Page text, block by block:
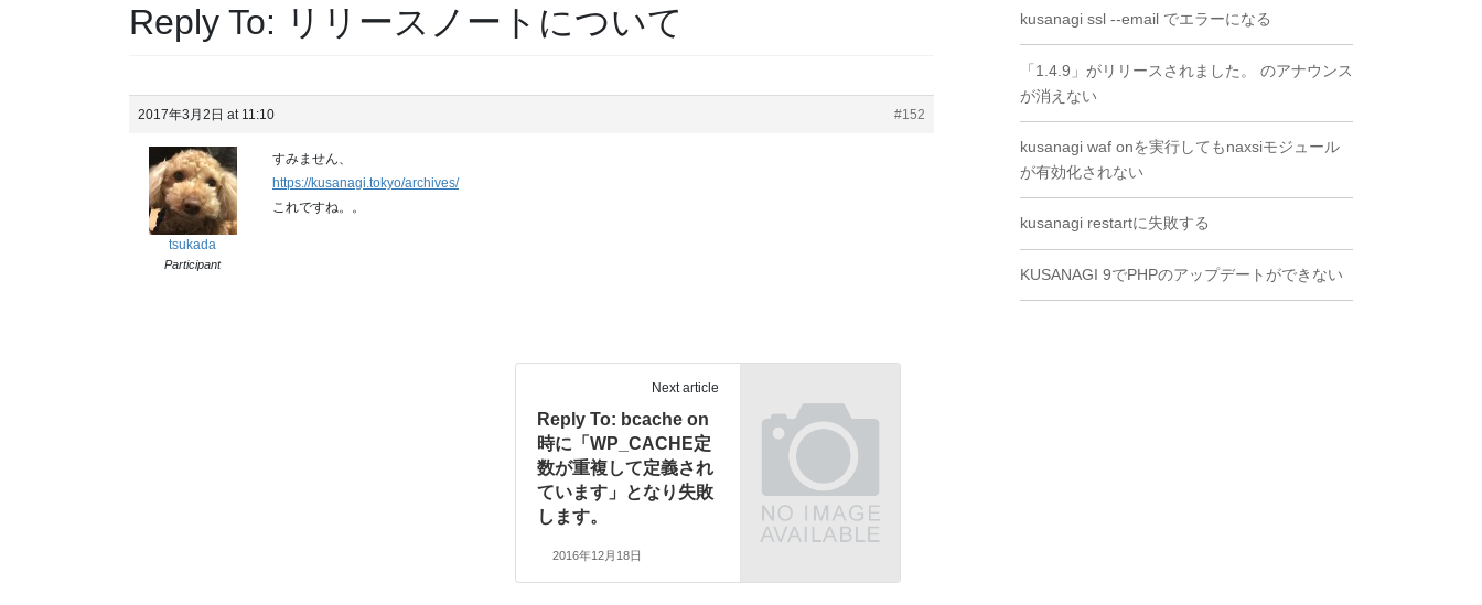
Reply To: リリースノートについて
2017年3月2日 at 11:10 #152
tsukada
Participant
すみません、
https://kusanagi.tokyo/archives/
これですね。。
Next article
Reply To: bcache on
時に「WP_CACHE定
数が重複して定義され
ています」となり失敗
します。
2016年12月18日
kusanagi ssl --email でエラーになる
「1.4.9」がリリースされました。 のアナウンス
が消えない
kusanagi waf onを実行してもnaxsiモジュール
が有効化されない
kusanagi restartに失敗する
KUSANAGI 9でPHPのアップデートができない